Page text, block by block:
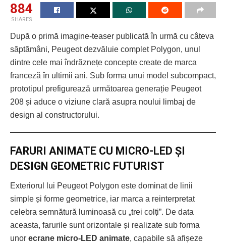
884
SHARES
După o primă imagine-teaser publicată în urmă cu câteva
săptămâni, Peugeot dezvăluie complet Polygon, unul
dintre cele mai îndrăznețe concepte create de marca
franceză în ultimii ani. Sub forma unui model subcompact,
prototipul prefigurează următoarea generație Peugeot
208 și aduce o viziune clară asupra noului limbaj de
design al constructorului.
FARURI ANIMATE CU MICRO-LED ȘI
DESIGN GEOMETRIC FUTURIST
Exteriorul lui Peugeot Polygon este dominat de linii
simple și forme geometrice, iar marca a reinterpretat
celebra semnătură luminoasă cu „trei colți”. De data
aceasta, farurile sunt orizontale și realizate sub forma
unor ecrane micro-LED animate, capabile să afișeze